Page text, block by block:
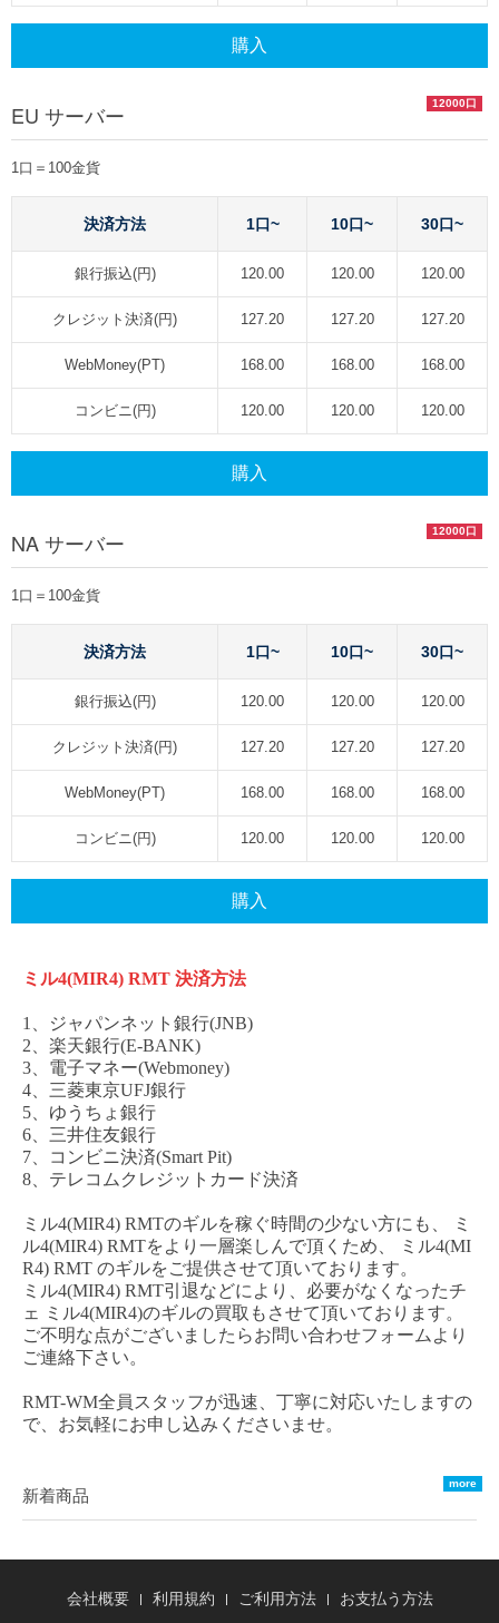
購入
12000口
EU サーバー
1口＝100金貨
決済方法 1口~ 10口~ 30口~
銀行振込(円) 120.00 120.00 120.00
クレジット決済(円) 127.20 127.20 127.20
WebMoney(PT) 168.00 168.00 168.00
コンビニ(円) 120.00 120.00 120.00
購入
12000口
NA サーバー
1口＝100金貨
決済方法 1口~ 10口~ 30口~
銀行振込(円) 120.00 120.00 120.00
クレジット決済(円) 127.20 127.20 127.20
WebMoney(PT) 168.00 168.00 168.00
コンビニ(円) 120.00 120.00 120.00
購入
ミル4(MIR4) RMT 決済方法
1、ジャパンネット銀行(JNB)
2、楽天銀行(E-BANK)
3、電子マネー(Webmoney)
4、三菱東京UFJ銀行
5、ゆうちょ銀行
6、三井住友銀行
7、コンビニ決済(Smart Pit)
8、テレコムクレジットカード決済
ミル4(MIR4) RMTのギルを稼ぐ時間の少ない方にも、
ミ
ル4(MIR4) RMTをより一層楽しんで頂くため、 ミル4(MI
R4) RMT のギルをご提供させて頂いております。
ミル4(MIR4) RMT引退などにより、必要がなくなったチ
ェ
ミル4(MIR4)のギルの買取もさせて頂いております。
ご不明な点がございましたらお問い合わせフォームより
ご連絡下さい。
RMT-WM全員スタッフが迅速、丁寧に対応いたしますの
で、お気軽にお申し込みくださいませ。
more
新着商品
会社概要 利用規約 ご利用方法 お支払う方法